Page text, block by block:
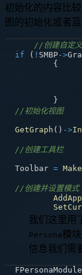
初始化的内容比
图的初始化或者
//创建自定
if
( ! SMBP->
{
}
//初始化视图
GetGraph ( ) ->
//创建工具栏
Toolbar =
//创建并设置模式
我们这里用
Persona模
信息我们需
FPersonaModule